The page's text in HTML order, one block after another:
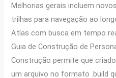
Melhorias gerais incluem
trilhas para navegação ao
Atlas com busca em tempo
Guia de Construção de
Construção permite que
um arquivo no formato .build